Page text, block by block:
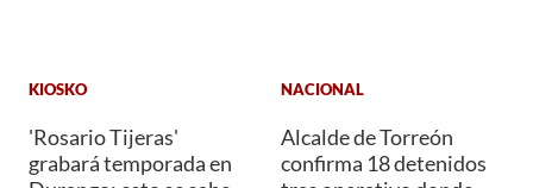
KIOSKO
'Rosario Tijeras'
grabará temporada en
NACIONAL
Alcalde de Torreón
confirma 18 detenidos